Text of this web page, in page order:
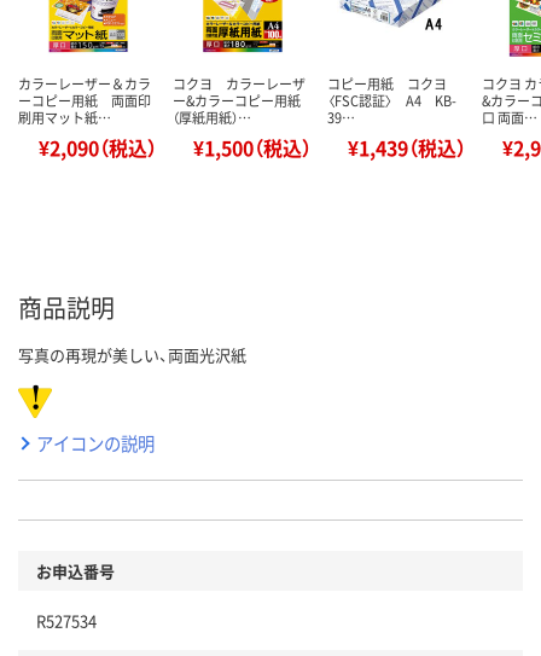
カラーレーザー＆カラ
ーコピー用紙 両面印
刷用マット紙…
¥2,090（税込）
コクヨ カラーレーザ
ー&カラーコピー用紙
（厚紙用紙）…
¥1,500（税込）
コピー用紙 コクヨ
〈FSC認証〉 A4 KB-
39…
¥1,439（税込）
コクヨ
&カラー
口 両面…
商品説明
写真の再現が美しい、両面光沢紙
アイコンの説明
お申込番号
R527534